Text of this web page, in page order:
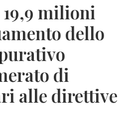
milioni
dello
di
alle direttive